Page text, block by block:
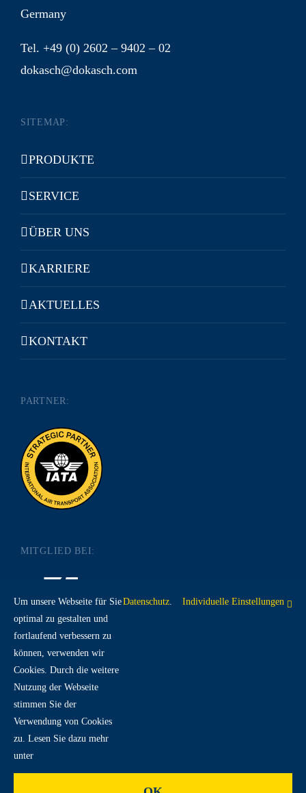
Germany
Tel. +49 (0) 2602 – 9402 – 02
dokasch@dokasch.com
SITEMAP:
PRODUKTE
SERVICE
ÜBER UNS
KARRIERE
AKTUELLES
KONTAKT
PARTNER:
MITGLIED BEI:
RECHTLICHES:
IMPRESSUM
Um unsere Webseite für Sie
optimal zu gestalten und
fortlaufend verbessern zu
können, verwenden wir
Cookies. Durch die weitere
Nutzung der Webseite
stimmen Sie der
Verwendung von Cookies
zu. Lesen Sie dazu mehr
unter
Datenschutz Individuelle Einstellungen